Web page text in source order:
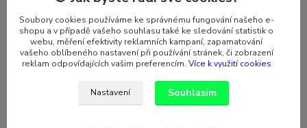
Dárek zdarma Ke každé objednávce nad 5000 Kč
Zásilkovna za 25,- Kč ke všem objednávkám do 5 kg a 50 cm
rozměru
Soubory cookies používáme ke správnému fungování našeho e-
shopu a v případě vašeho souhlasu také ke sledování statistik o
webu, měření efektivity reklamních kampaní, zapamatování
vašeho oblíbeného nastavení při používání stránek, či zobrazení
reklam odpovídajících vašim preferencím. Více k využití cookies
Nastavení Souhlasím